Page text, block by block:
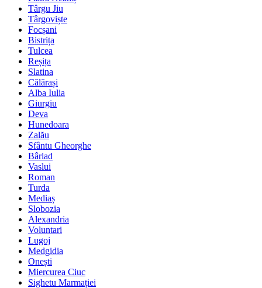
Târgu Jiu
Târgoviște
Focșani
Bistrița
Tulcea
Reșița
Slatina
Călărași
Alba Iulia
Giurgiu
Deva
Hunedoara
Zalău
Sfântu Gheorghe
Bârlad
Vaslui
Roman
Turda
Mediaș
Slobozia
Alexandria
Voluntari
Lugoj
Medgidia
Onești
Miercurea Ciuc
Sighetu Marmației